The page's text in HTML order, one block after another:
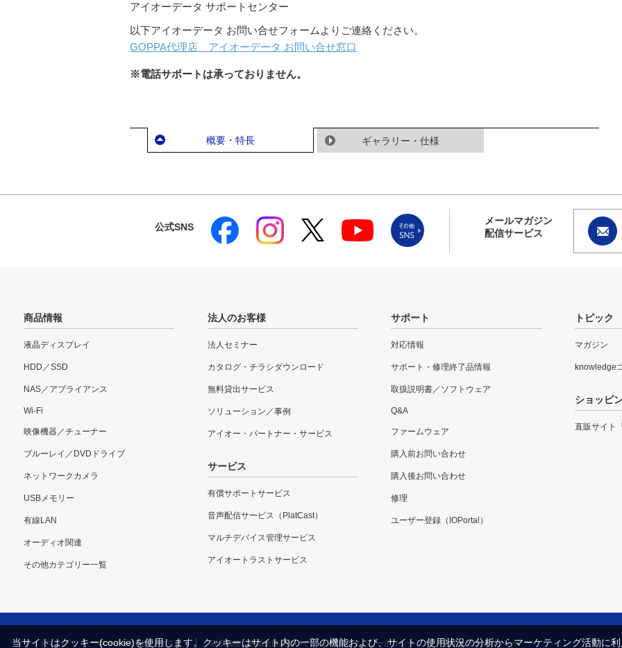
アイオーデータ サポートセンター
以下アイオーデータ お問い合せフォームよりご連絡ください。
GOPPA代理店 アイオーデータ お問い合せ窓口
※電話サポートは承っておりません。
概要・特長 ギャラリー・仕様
公式SNS
メールマガジン
配信サービス
商品情報
液晶ディスプレイ
HDD／SSD
NAS／アプライアンス
Wi-Fi
映像機器／チューナー
ブルーレイ／DVDドライブ
ネットワークカメラ
USBメモリー
有線LAN
オーディオ関連
その他カテゴリー一覧
法人のお客様
法人セミナー
カタログ・チラシダウンロード
無料貸出サービス
ソリューション／事例
アイオー・パートナー・サービス
サービス
有償サポートサービス
音声配信サービス（PlatCast）
マルチデバイス管理サービス
アイオートラストサービス
サポート
対応情報
サポート・修理終了品情報
取扱説明書／ソフトウェア
Q&A
ファームウェア
購入前お問い合わせ
購入後お問い合わせ
修理
ユーザー登録（IOPortal）
トピック
マガジン
knowledge
ショッピ
直販サイト
サイトマップ 本サイトご利用上の注意 表示価格・商品全般について プライバシーポリシー セキュリティポリシー
当サイトはクッキー(cookie)を使用します。クッキーはサイト内の一部の機能および、サイトの使用状況の分析からマーケティング活動に利